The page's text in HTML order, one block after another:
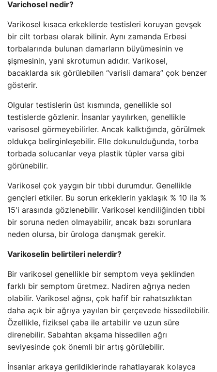
Varichosel nedir?
Varikosel kısaca erkeklerde testisleri koruyan gevşek
bir cilt torbası olarak bilinir. Aynı zamanda Erbesi
torbalarında bulunan damarların büyümesinin ve
şişmesinin, yani skrotumun adıdır. Varikosel,
bacaklarda sık görülebilen “varisli damara” çok benzer
gösterir.
Olgular testislerin üst kısmında, genellikle sol
testislerde gözlenir. İnsanlar yayılırken, genellikle
varisosel görmeyebilirler. Ancak kalktığında, görülmek
oldukça belirginleşebilir. Elle dokunulduğunda, torba
torbada solucanlar veya plastik tüpler varsa gibi
görünebilir.
Varikosel çok yaygın bir tıbbi durumdur. Genellikle
gençleri etkiler. Bu sorun erkeklerin yaklaşık % 10 ila %
15'i arasında gözlenebilir. Varikosel kendiliğinden tıbbi
bir soruna neden olmayabilir, ancak bazı sorunlara
neden olursa, bir ürologa danışmak gerekir.
Varikoselin belirtileri nelerdir?
Bir varikosel genellikle bir semptom veya şeklinden
farklı bir semptom üretmez. Nadiren ağrıya neden
olabilir. Varikosel ağrısı, çok hafif bir rahatsızlıktan
daha açık bir ağrıya yayılan bir çerçevede hissedilebilir.
Özellikle, fiziksel çaba ile artabilir ve uzun süre
direnebilir. Sabahtan akşama hissedilen ağrı
seviyesinde çok önemli bir artış görülebilir.
İnsanlar arkaya gerildiklerinde rahatlayarak kolayca